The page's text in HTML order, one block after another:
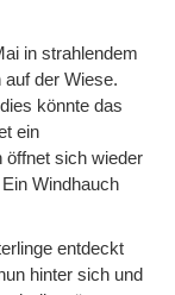
in strahlendem
der Wiese.
könnte das
ein
öffnet sich wieder
Windhauch
entdeckt
hinter sich und